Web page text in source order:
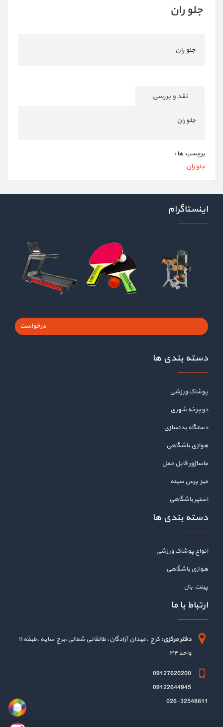
جلو ران
جلو ران
نقد و بررسی
جلو ران
برچسب ها :
جلو ران
اینستاگرام
درخواست
دسته بندی ها
پوشاک ورزشی
دوچرخه شهری
دستگاه بدنسازی
هوازی باشگاهی
ماساژور قابل حمل
میز پرس سینه
استپر باشگاهی
دسته بندی ها
انواع پوشاک ورزشی
هوازی باشگاهی
پینت بال
ارتباط با ما
دفتر مرکزی:
کرج ،میدان آزادگان، طالقانی شمالی،برج سایه ،طبقه ۱۱
واحد ۳۴
09127620200
09122644945
026-32548611